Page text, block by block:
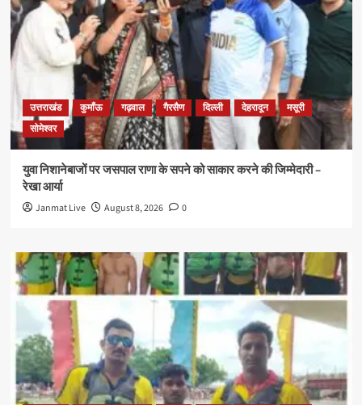
उत्तराखंड कुमाँऊ गढ़वाल गैरसैण दिल्ली देहरादून
मसूरी
सोमेश्वर
युवा निशानेबाजों पर जसपाल राणा के सपने को साकार करने की जिम्मेदारी –
रेखा आर्या
Janmat Live August 8, 2026 0